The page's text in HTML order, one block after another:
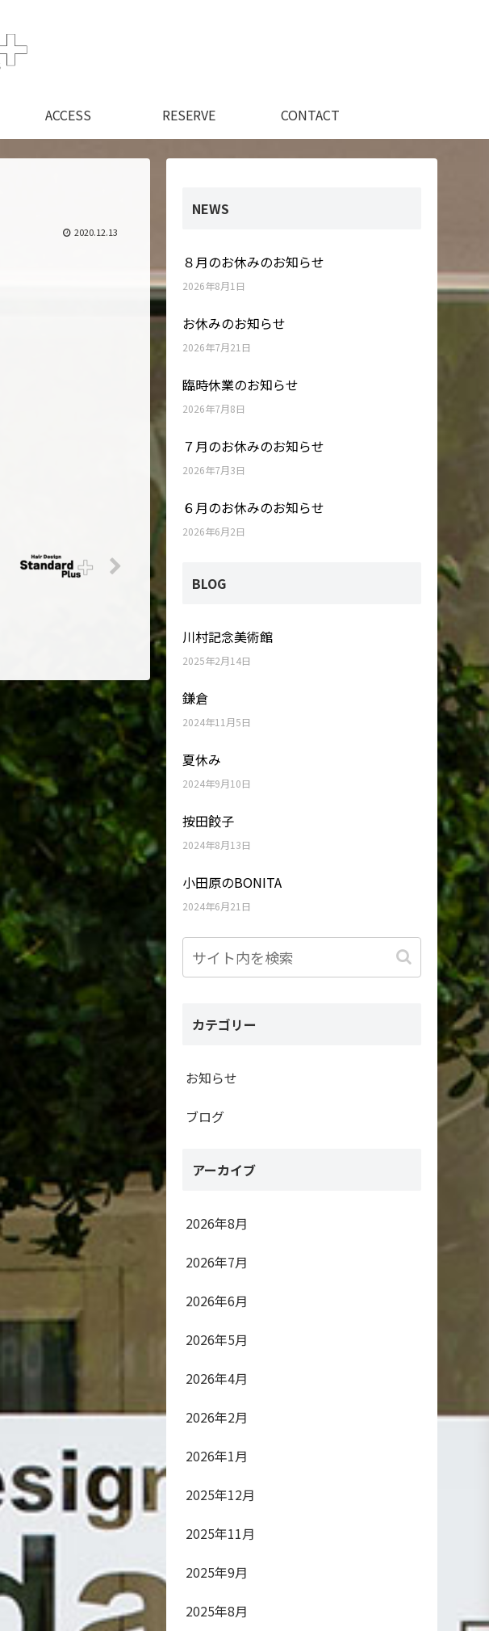
ACCESS RESERVE CONTACT
2020.12.13
NEWS
８月のお休みのお知らせ
2026年8月1日
お休みのお知らせ
2026年7月21日
臨時休業のお知らせ
2026年7月8日
７月のお休みのお知らせ
2026年7月3日
６月のお休みのお知らせ
2026年6月2日
BLOG
川村記念美術館
2025年2月14日
鎌倉
2024年11月5日
夏休み
2024年9月10日
按田餃子
2024年8月13日
小田原のBONITA
2024年6月21日
カテゴリー
お知らせ
ブログ
アーカイブ
2026年8月
2026年7月
2026年6月
2026年5月
2026年4月
2026年2月
2026年1月
2025年12月
2025年11月
2025年9月
2025年8月